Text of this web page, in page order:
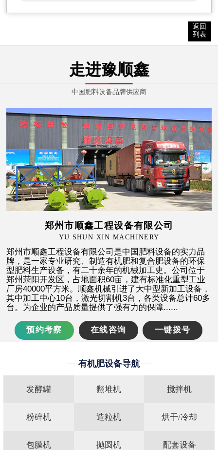
马** 150****3036 92分钟前
2小时前
姜** 150****7585
司** 182****7550
胡** 139****9081 3小时前
荆** 139****1610 4小时前
徐** 153****6268 10分钟前
赵** 186****0088 18分钟前
杨** 137****2111 36分钟前
张** 151****3388 43分钟前
周** 182****8878 59分钟前
返回
列表
走进豫顺鑫
中国肥料设备品牌供应商
郑州市顺鑫工程设备有限公司
YU SHUN XIN MACHINERY
郑州市顺鑫工程设备有限公司是中国肥料设备的实力品
牌，是一家专业研究、制造有机肥和复合肥设备的环保
型肥料生产设备，有二十余年的机械加工史。公司位于
郑州荥阳开发区，占地面积60亩，建有标准化重型工业
厂房40000平方米。顺鑫机械引进了大中型新加工设备，
其中加工中心10台，激光切割机3台，各类设备总计60多
台。为企业的产品质量提供了强有力的保障......
预约考察 在线咨询 一键拨号
有机肥设备导航
发酵罐 翻堆机 搅拌机
粉碎机 造粒机 烘干/冷却
包膜机 抛圆机 配套设备